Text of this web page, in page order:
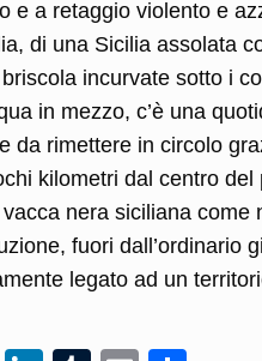
e a retaggio violento e
di una Sicilia assolata
incurvate sotto i
in mezzo, c’è una
da rimettere in circolo
kilometri dal centro
nera siciliana
fuori dall’ordinario
legato ad un